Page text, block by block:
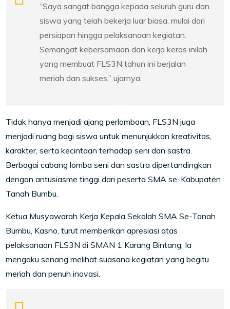
“Saya sangat bangga kepada seluruh guru dan
siswa yang telah bekerja luar biasa, mulai dari
persiapan hingga pelaksanaan kegiatan.
Semangat kebersamaan dan kerja keras inilah
yang membuat FLS3N tahun ini berjalan
meriah dan sukses,” ujarnya.
Tidak hanya menjadi ajang perlombaan, FLS3N juga
menjadi ruang bagi siswa untuk menunjukkan kreativitas,
karakter, serta kecintaan terhadap seni dan sastra.
Berbagai cabang lomba seni dan sastra dipertandingkan
dengan antusiasme tinggi dari peserta SMA se-Kabupaten
Tanah Bumbu.
Ketua Musyawarah Kerja Kepala Sekolah SMA Se-Tanah
Bumbu, Kasno, turut memberikan apresiasi atas
pelaksanaan FLS3N di SMAN 1 Karang Bintang. Ia
mengaku senang melihat suasana kegiatan yang begitu
meriah dan penuh inovasi.